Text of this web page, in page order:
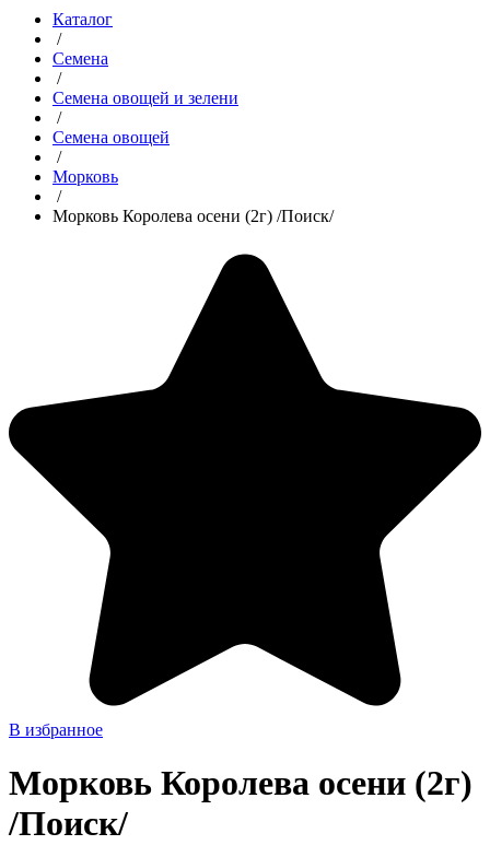
Каталог
/
Семена
/
Семена овощей и зелени
/
Семена овощей
/
Морковь
/
Морковь Королева осени (2г) /Поиск/
В избранное
Морковь Королева осени (2г)
/Поиск/